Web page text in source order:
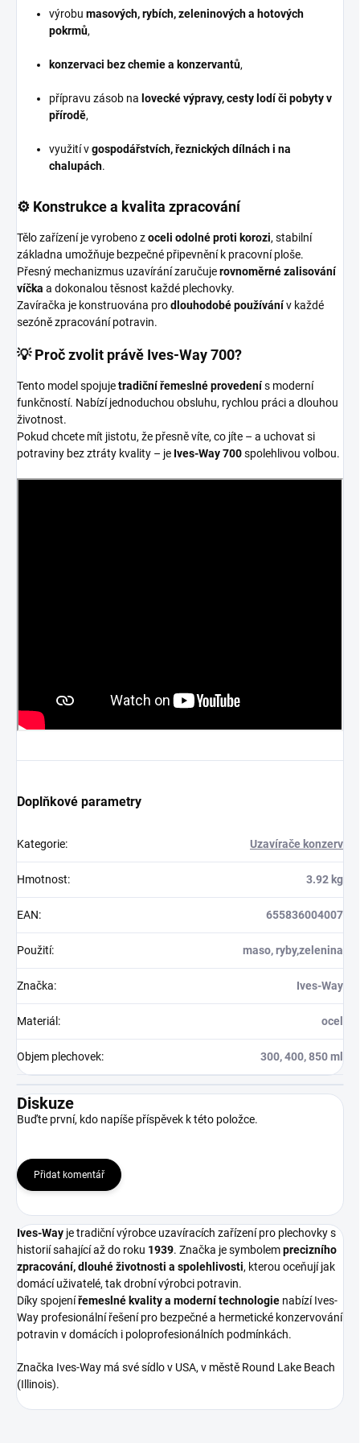
výrobu masových, rybích, zeleninových a hotových
pokrmů,
konzervaci bez chemie a konzervantů,
přípravu zásob na lovecké výpravy, cesty lodí či pobyty v
přírodě,
využití vgospodářstvích, řeznických dílnách i na
chalupách.
⚙️ Konstrukce a kvalita zpracování
Tělo zařízení je vyrobeno zoceli odolné proti korozi, stabilní
základna umožňuje bezpečné připevnění k pracovní ploše.
Přesný mechanizmus uzavírání zaručujerovnoměrné zalisování
víčka a dokonalou těsnost každé plechovky.
Zavíračka je konstruována prodlouhodobé používánív každé
sezóně zpracování potravin.
💡 Proč zvolit právě Ives-Way 700?
Tento model spojujetradiční řemeslné provedenís moderní
funkčností. Nabízí jednoduchou obsluhu, rychlou práci a dlouhou
životnost.
Pokud chcete mít jistotu, že přesně víte, co jíte – a uchovat si
potraviny bez ztráty kvality – je Ives-Way 700spolehlivou volbou.
Doplňkové parametry
Kategorie: Uzavírače konzerv
Hmotnost: 3.92 kg
EAN: 655836004007
Použití: maso, ryby,zelenina
Značka: Ives-Way
Materiál : ocel
Objem plechovek: 300, 400, 850 ml
Diskuze
Buďte první, kdo napíše příspěvek k této položce.
Přidat komentář
Ives-Way je tradiční výrobce uzavíracích zařízení pro plechovky s
historií sahající až do roku 1939. Značka je symbolemprecizního
zpracování, dlouhé životnosti a spolehlivosti, kterou oceňují jak
domácí uživatelé, tak drobní výrobci potravin.
Díky spojenířemeslné kvality a moderní technologie nabízí Ives-
Way profesionální řešení pro bezpečné a hermetické konzervování
potravin v domácích i poloprofesionálních podmínkách.
Značka Ives-Way má své sídlo v USA, v městě Round Lake Beach
(Illinois).